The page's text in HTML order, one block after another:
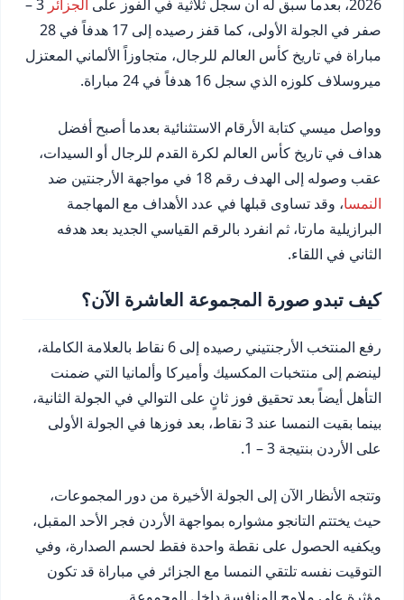
2026، بعدما سبق له أن سجل ثلاثية في الفوز على
الجزائر
3 –
صفر في الجولة الأولى، كما قفز رصيده إلى 17 هدفاً في 28
مباراة في تاريخ كأس العالم للرجال، متجاوزاً الألماني المعتزل
ميروسلاف كلوزه الذي سجل 16 هدفاً في 24 مباراة.
وواصل ميسي كتابة الأرقام الاستثنائية بعدما أصبح أفضل
هداف في تاريخ كأس العالم لكرة القدم للرجال أو السيدات،
عقب وصوله إلى الهدف رقم 18 في مواجهة الأرجنتين ضد
النمسا، وقد تساوى قبلها في عدد الأهداف مع المهاجمة
البرازيلية مارتا، ثم انفرد بالرقم القياسي الجديد بعد هدفه
الثاني في اللقاء.
كيف تبدو صورة المجموعة العاشرة الآن؟
رفع المنتخب الأرجنتيني رصيده إلى 6 نقاط بالعلامة الكاملة،
لينضم إلى منتخبات المكسيك وأميركا وألمانيا التي ضمنت
التأهل أيضاً بعد تحقيق فوز ثانٍ على التوالي في الجولة الثانية،
بينما بقيت النمسا عند 3 نقاط، بعد فوزها في الجولة الأولى
على الأردن بنتيجة 3 – 1.
وتتجه الأنظار الآن إلى الجولة الأخيرة من دور المجموعات،
حيث يختتم التانجو مشواره بمواجهة الأردن فجر الأحد المقبل،
ويكفيه الحصول على نقطة واحدة فقط لحسم الصدارة، وفي
التوقيت نفسه تلتقي النمسا مع الجزائر في مباراة قد تكون